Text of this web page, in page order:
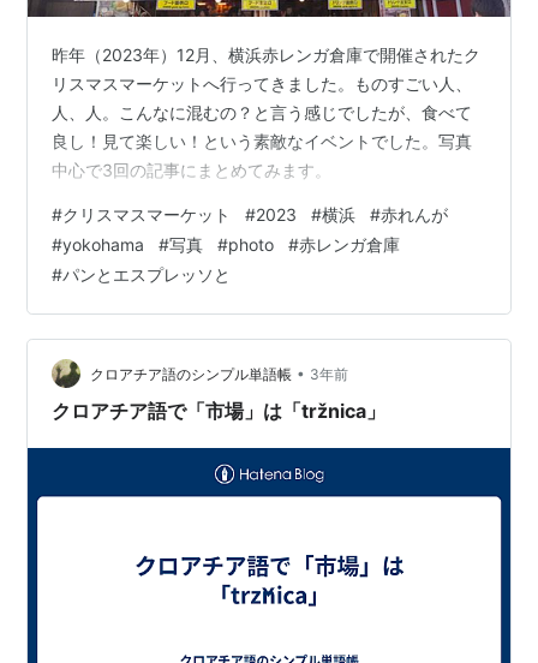
昨年（2023年）12月、横浜赤レンガ倉庫で開催されたク
リスマスマーケットへ行ってきました。ものすごい人、
人、人。こんなに混むの？と言う感じでしたが、食べて
良し！見て楽しい！という素敵なイベントでした。写真
中心で3回の記事にまとめてみます。
#クリスマスマーケット #2023 #横浜 #赤れんが
#yokohama #写真 #photo #赤レンガ倉庫
#パンとエスプレッソと
クロアチア語のシンプル単語帳 • 3年前
クロアチア語で「市場」は「tržnica」